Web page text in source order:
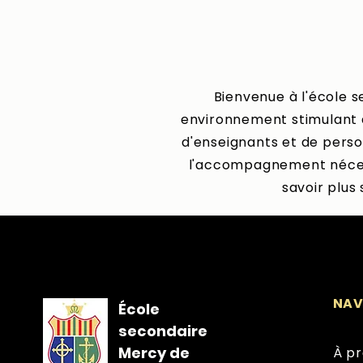
Bienvenue à l'école
environnement stimulant
d'enseignants et de
l'accompagnement
savoir plus
École
secondaire
Mercy de
À